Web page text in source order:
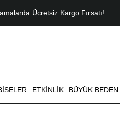
Ücretsiz Kargo Fırsatı!
ETKINLIK BÜYÜK BEDEN